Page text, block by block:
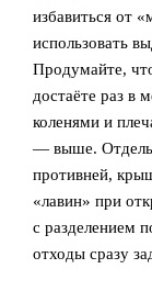
избавиться от
использовать
Продумайте,
достаёте раз в
коленями и
— выше.
противней,
«лавин» при
с разделением
отходы сразу